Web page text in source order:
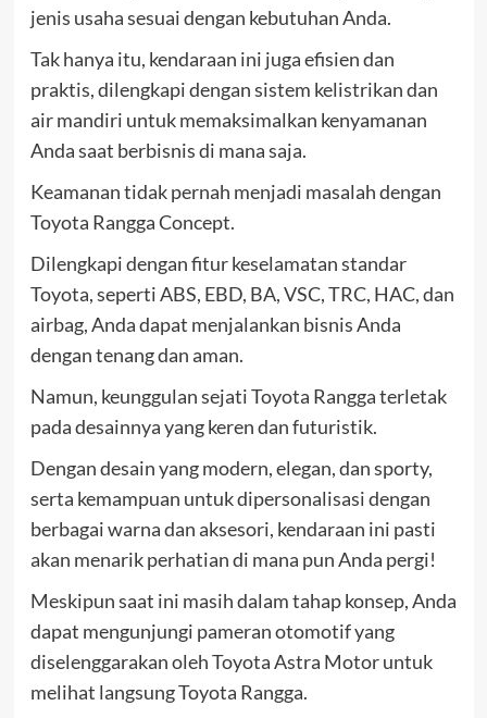
jenis usaha sesuai dengan kebutuhan Anda.
Tak hanya itu, kendaraan ini juga efisien dan
praktis, dilengkapi dengan sistem kelistrikan dan
air mandiri untuk memaksimalkan kenyamanan
Anda saat berbisnis di mana saja.
Keamanan tidak pernah menjadi masalah dengan
Toyota Rangga Concept.
Dilengkapi dengan fitur keselamatan standar
Toyota, seperti ABS, EBD, BA, VSC, TRC, HAC, dan
airbag, Anda dapat menjalankan bisnis Anda
dengan tenang dan aman.
Namun, keunggulan sejati Toyota Rangga terletak
pada desainnya yang keren dan futuristik.
Dengan desain yang modern, elegan, dan sporty,
serta kemampuan untuk dipersonalisasi dengan
berbagai warna dan aksesori, kendaraan ini pasti
akan menarik perhatian di mana pun Anda pergi!
Meskipun saat ini masih dalam tahap konsep, Anda
dapat mengunjungi pameran otomotif yang
diselenggarakan oleh Toyota Astra Motor untuk
melihat langsung Toyota Rangga.